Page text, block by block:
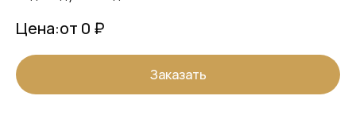
Цена:от 0 ₽
Заказать